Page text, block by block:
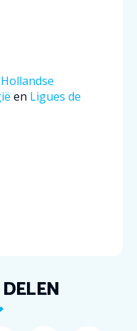
Hollandse
en Ligues de